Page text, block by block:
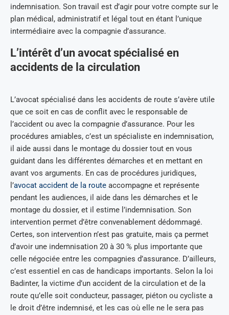
indemnisation. Son travail est d’agir pour votre compte sur le
plan médical, administratif et légal tout en étant l’unique
intermédiaire avec la compagnie d’assurance.
L’intérêt d’un avocat spécialisé en
accidents de la circulation
L’avocat spécialisé dans les accidents de route s’avère utile
que ce soit en cas de conflit avec le responsable de
l’accident ou avec la compagnie d’assurance. Pour les
procédures amiables, c’est un spécialiste en indemnisation,
il aide aussi dans le montage du dossier tout en vous
guidant dans les différentes démarches et en mettant en
avant vos arguments. En cas de procédures juridiques,
l’avocat accident de la route accompagne et représente
pendant les audiences, il aide dans les démarches et le
montage du dossier, et il estime l’indemnisation. Son
intervention permet d’être convenablement dédommagé.
Certes, son intervention n’est pas gratuite, mais ça permet
d’avoir une indemnisation 20 à 30 % plus importante que
celle négociée entre les compagnies d’assurance. D’ailleurs,
c’est essentiel en cas de handicaps importants. Selon la loi
Badinter, la victime d’un accident de la circulation et de la
route qu’elle soit conducteur, passager, piéton ou cycliste a
le droit d’être indemnisé, et les cas où elle ne le sera pas